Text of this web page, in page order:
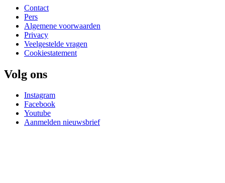
Contact
Pers
Algemene voorwaarden
Privacy
Veelgestelde vragen
Cookiestatement
Volg ons
Instagram
Facebook
Youtube
Aanmelden nieuwsbrief